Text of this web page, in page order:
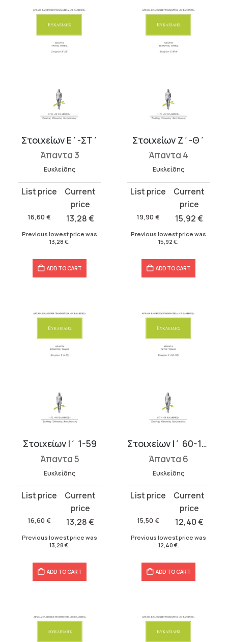
Στοιχείων Ε΄-ΣΤ΄
Άπαντα 3
Ευκλείδης
16,60 €
Original
was:
16,60 €.
13,28€
Current
13,28 €.
Previous lowest price was
13,28 €.
ADD TO CART
Στοιχείων Ζ΄-Θ΄
Άπαντα 4
Ευκλείδης
19,90 €
Original
was:
19,90 €.
15,92€
Current
15,92 €.
Previous lowest price was
15,92 €.
ADD TO CART
Στοιχείων Ι΄ 1-59
Άπαντα 5
Ευκλείδης
16,60 €
Original
was:
16,60 €.
13,28€
Current
13,28 €.
Previous lowest price was
13,28 €.
ADD TO CART
Στοιχείων Ι΄ 60-115
Άπαντα 6
Ευκλείδης
15,50 €
Original
was:
15,50 €.
12,40€
Current
12,40 €.
Previous lowest price was
12,40 €.
ADD TO CART